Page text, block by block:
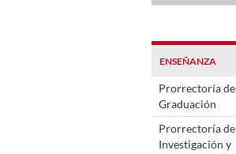
ENSEÑANZA
Prorrectoría de
Graduación
Prorrectoría de
Investigación y